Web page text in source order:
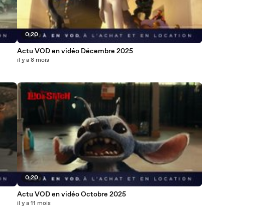
0:20
Actu VOD en vidéo Décembre 2025
il y a 8 mois
0:20
Actu VOD en vidéo Octobre 2025
il y a 11 mois